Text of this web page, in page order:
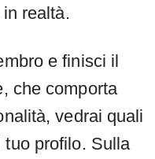
realtà.
e finisci il
che comporta
vedrai quali
tuo profilo. Sulla